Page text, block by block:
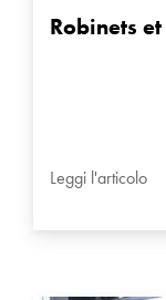
Robinets
Leggi l'articolo